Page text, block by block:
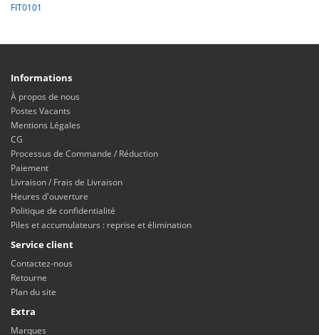
FIT0101
Informations
À propos de nous
Postes Vacants
Mentions Légales
CG
Processus de Commande / Réduction
Paiement
Livraison / Frais de Livraison
Heures d'ouverture
Politique de confidentialité
Piles et accumulateurs : reprise et élimination
Service client
Contactez-nous
Retourne
Plan du site
Extra
Marques